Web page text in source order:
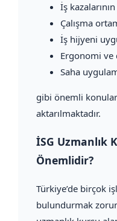
İş
Çalışma
İş hijyeni
Ergonomi ve
Saha
gibi önemli
aktarılmaktadır.
İSG Uzmanlık
Önemlidir?
Türkiye’de birçok
bulundurmak